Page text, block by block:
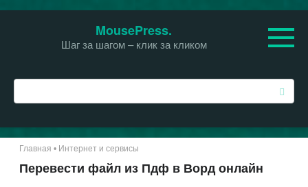
MousePress.
Шаг за шагом – клик за кликом
о
с
Главная • Интернет и сервисы
Перевести файл из Пдф в Ворд онлайн